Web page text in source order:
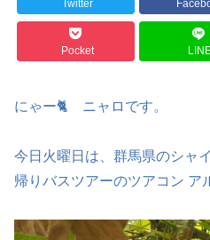
Twitter
Pocket
にゃー🐈 ニャロです。
今日火曜日は、群馬県のシャ
帰りバスツアーのツアコン ア